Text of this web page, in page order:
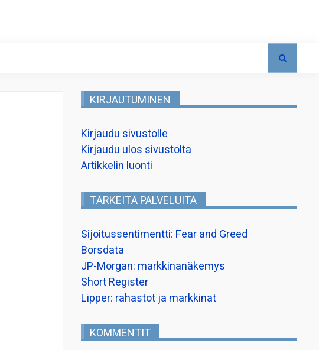
KIRJAUTUMINEN
Kirjaudu sivustolle
Kirjaudu ulos sivustolta
Artikkelin luonti
TÄRKEITÄ PALVELUITA
Sijoitussentimentti: Fear and Greed
Borsdata
JP-Morgan: markkinanäkemys
Short Register
Lipper: rahastot ja markkinat
KOMMENTIT